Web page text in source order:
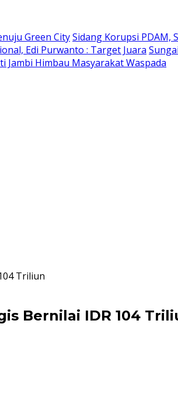
Green CitySidang Korupsi PDAM,
Edi Purwanto : Target Juara
Jambi Himbau Masyarakat Waspada
Triliun
Bernilai IDR 104